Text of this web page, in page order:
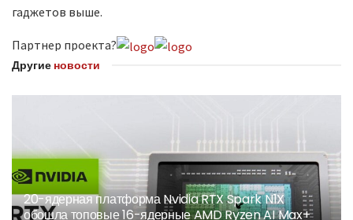
гаджетов выше.
Партнер проекта?
Другие новости
20-ядерная платформа Nvidia RTX Spark N1X
обошла топовые 16-ядерные AMD Ryzen AI Max+